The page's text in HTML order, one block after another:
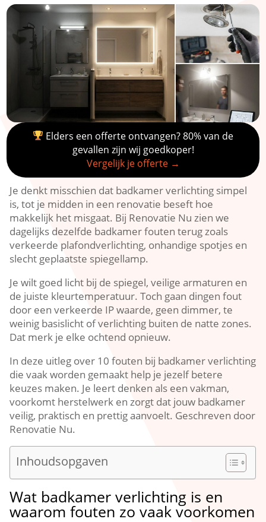
Elders een offerte ontvangen? 80% van de
gevallen zijn wij goedkoper!
Vergelijk je offerte →
Je denkt misschien dat badkamer verlichting simpel
is, tot je midden in een renovatie beseft hoe
makkelijk het misgaat.​ Bij Renovatie Nu zien we
dagelijks dezelfde badkamer fouten terug zoals
verkeerde plafondverlichting, onhandige spotjes en
slecht geplaatste spiegellamp.​
Je wilt goed licht bij de spiegel, veilige armaturen en
de juiste kleurtemperatuur.​ Toch gaan dingen fout
door een verkeerde IP waarde, geen dimmer, te
weinig basislicht of verlichting buiten de natte zones.​
Dat merk je elke ochtend opnieuw.​
In deze uitleg over 10 fouten bij badkamer verlichting
die vaak worden gemaakt help je jezelf betere
keuzes maken.​ Je leert denken als een vakman,
voorkomt herstelwerk en zorgt dat jouw badkamer
veilig, praktisch en prettig aanvoelt.​ Geschreven door
Renovatie Nu.​
Inhoudsopgaven
Wat badkamer verlichting is en
waarom fouten zo vaak voorkomen